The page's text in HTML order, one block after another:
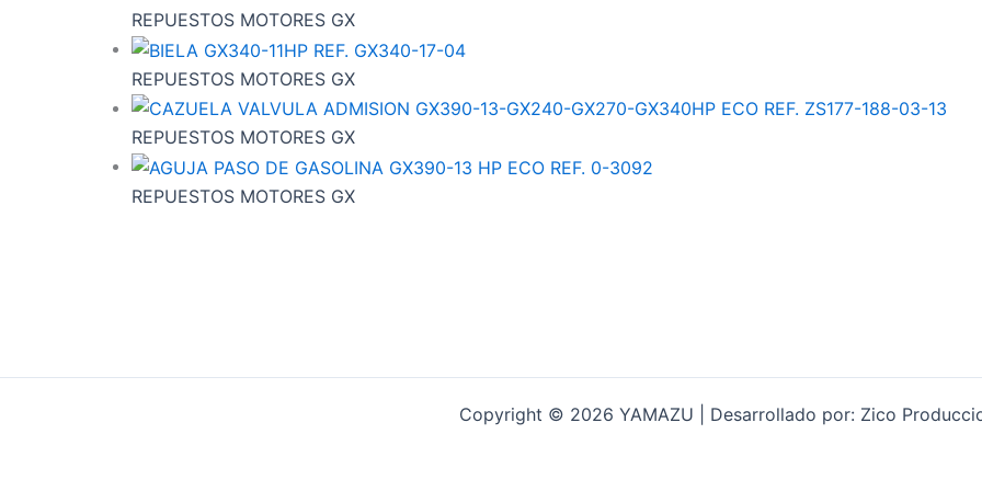
REPUESTOS MOTORES GX
REPUESTOS MOTORES GX
REPUESTOS MOTORES GX
REPUESTOS MOTORES GX
Copyright © 2026 YAMAZU | Desarrollado por: Zico